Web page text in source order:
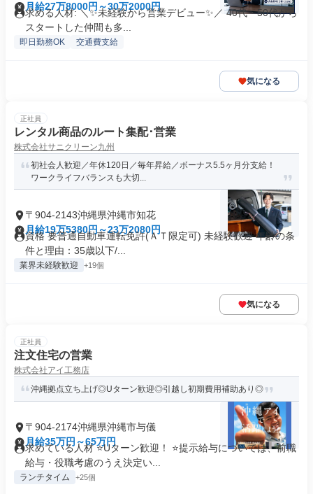
月給27万8000円～30万2000円
求める人材: ＼✨未経験から営業デビュー✨／ 40代・50代から
スタートした仲間も多...
即日勤務OK 交通費支給
気になる
正社員
レンタル商品のルート集配･営業
株式会社サニクリーン九州
初社会人歓迎／年休120日／毎年昇給／ボーナス5.5ヶ月分支給！
ワークライフバランスも大切...
〒904-2143沖縄県沖縄市知花
月給19万5380円～23万2080円
資格 要普通自動車運転免許(ＡＴ限定可) 未経験歓迎 年齢の条
件と理由：35歳以下/...
業界未経験歓迎 +19個
気になる
正社員
注文住宅の営業
株式会社アイ工務店
沖縄拠点立ち上げ◎Uターン歓迎◎引越し初期費用補助あり◎
〒904-2174沖縄県沖縄市与儀
月給35万円～65万円
求めている人材 ⭐Uターン歓迎！ ⭐提示給与については、前職
給与・役職考慮のうえ決定い...
ランチタイム +25個